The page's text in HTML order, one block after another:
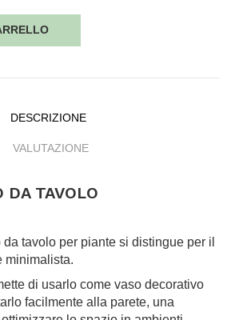
DESCRIZIONE
VALUTAZIONE
DA TAVOLO
tavolo per piante si distingue per il
minimalista.
di usarlo come vaso decorativo
facilmente alla parete, una